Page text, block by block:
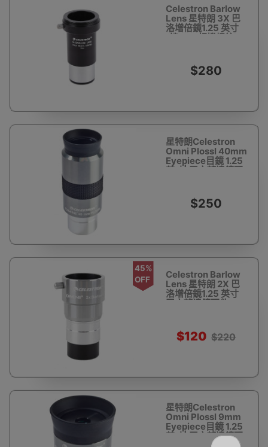
Celestron Barlow
Lens 星特朗 3X 巴
洛增倍鏡1.25 英寸
(接M42相機螺紋)
$280
星特朗Celestron
Omni Plossl 40mm
Eyepiece目鏡 1.25
英寸| 天文望遠鏡配
$250
45%
OFF
Celestron Barlow
Lens 星特朗 2X 巴
洛增倍鏡1.25 英寸
天文望遠鏡配件
$120 $220
星特朗Celestron
Omni Plossl 9mm
Eyepiece目鏡 1.25
英寸| 天文望遠鏡配